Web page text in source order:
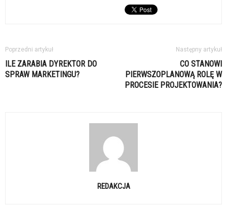
Poprzedni artykuł
ILE ZARABIA DYREKTOR DO
SPRAW MARKETINGU?
Następny artykuł
CO STANOWI
PIERWSZOPLANOWĄ ROLĘ W
PROCESIE PROJEKTOWANIA?
REDAKCJA